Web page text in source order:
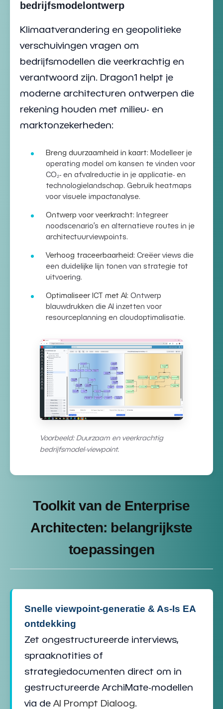
bedrijfsmodelontwerp
Klimaatverandering en geopolitieke
verschuivingen vragen om
bedrijfsmodellen die veerkrachtig en
verantwoord zijn. Dragon1 helpt je
moderne architecturen ontwerpen die
rekening houden met milieu- en
marktonzekerheden:
Breng duurzaamheid in kaart: Modelleer je
operating model om kansen te vinden voor
CO₂- en afvalreductie in je applicatie- en
technologielandschap. Gebruik heatmaps
voor visuele impactanalyse.
Ontwerp voor veerkracht: Integreer
noodscenario’s en alternatieve routes in je
architectuurviewpoints.
Verhoog traceerbaarheid: Creëer views die
een duidelijke lijn tonen van strategie tot
uitvoering.
Optimaliseer ICT met AI: Ontwerp
blauwdrukken die AI inzetten voor
resourceplanning en cloudoptimalisatie.
Voorbeeld: Duurzaam en veerkrachtig
bedrijfsmodel-viewpoint.
Toolkit van de Enterprise
Architecten: belangrijkste
toepassingen
Snelle viewpoint-generatie & As-Is EA
ontdekking
Zet ongestructureerde interviews,
spraaknotities of
strategiedocumenten direct om in
gestructureerde ArchiMate-modellen
via de AI Prompt Dialoog.